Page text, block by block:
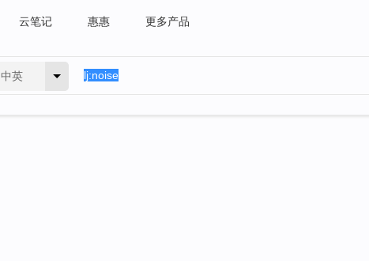
云笔记 惠惠 更多产品
中英